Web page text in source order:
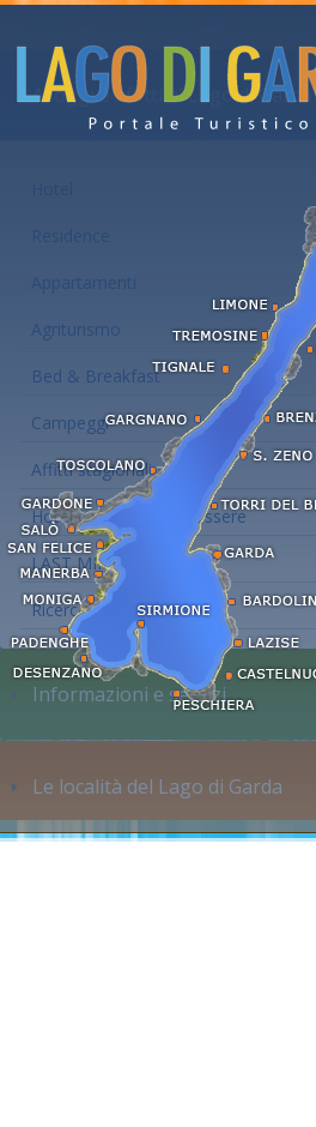
Alloggi e affitti al Lago di Garda
Appartamenti
Agriturismo
Bed & Breakfast
Campeggi
Affitti stagionali
Hotel con centro benessere
LAST MINUTE
Ricerca alloggi...
Informazioni e servizi
Le località del Lago di Garda